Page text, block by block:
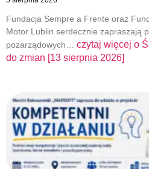
Fundacja Sempre a Frente oraz
Motor Lublin serdecznie zapraszają
pozarządowych… czytaj więcej o
do zmian [13 sierpnia 2026]